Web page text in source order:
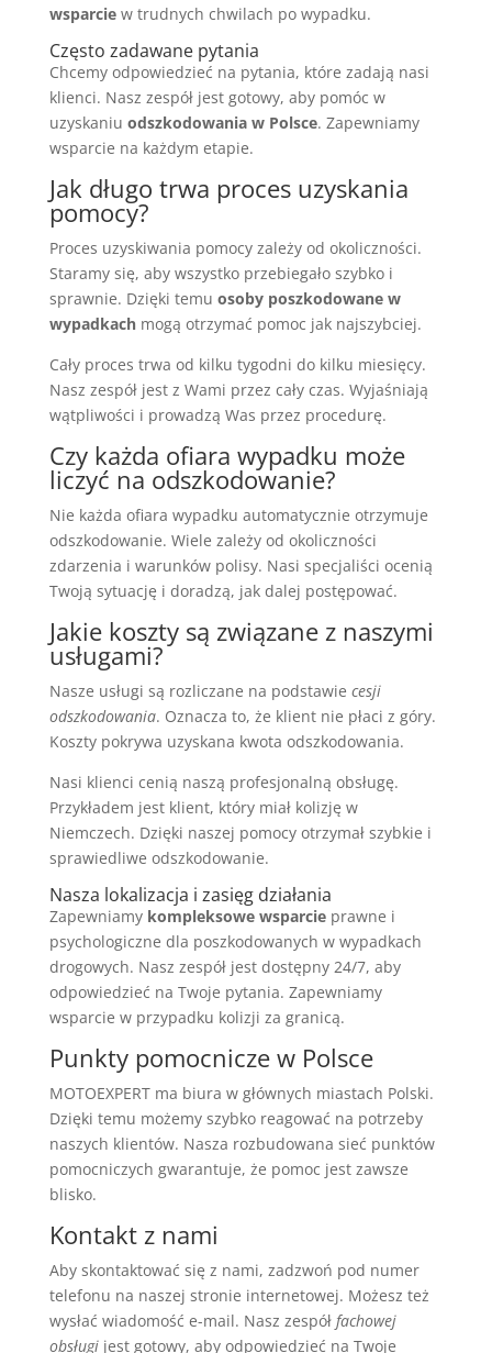
wsparciew trudnych chwilach po wypadku.
Często zadawane pytania
Chcemy odpowiedzieć na pytania, które zadają nasi
klienci. Nasz zespół jest gotowy, aby pomóc w
uzyskaniu odszkodowania w Polsce. Zapewniamy
wsparcie na każdym etapie.
Jak długo trwa proces uzyskania
pomocy?
Proces uzyskiwania pomocy zależy od okoliczności.
Staramy się, aby wszystko przebiegało szybko i
sprawnie. Dzięki temu osoby poszkodowane w
wypadkachmogą otrzymać pomoc jak najszybciej.
Cały proces trwa od kilku tygodni do kilku miesięcy.
Nasz zespół jest z Wami przez cały czas. Wyjaśniają
wątpliwości i prowadzą Was przez procedurę.
Czy każda ofiara wypadku może
liczyć na odszkodowanie?
Nie każda ofiara wypadku automatycznie otrzymuje
odszkodowanie. Wiele zależy od okoliczności
zdarzenia i warunków polisy. Nasi specjaliści ocenią
Twoją sytuację i doradzą, jak dalej postępować.
Jakie koszty są związane z naszymi
usługami?
Nasze usługi są rozliczane na podstawie cesji
odszkodowania. Oznacza to, że klient nie płaci z góry.
Koszty pokrywa uzyskana kwota odszkodowania.
Nasi klienci cenią naszą profesjonalną obsługę.
Przykładem jest klient, który miał kolizję w
Niemczech. Dzięki naszej pomocy otrzymał szybkie i
sprawiedliwe odszkodowanie.
Nasza lokalizacja i zasięg działania
Zapewniamy kompleksowe wsparcieprawne i
psychologiczne dla poszkodowanych w wypadkach
drogowych. Nasz zespół jest dostępny 24/7, aby
odpowiedzieć na Twoje pytania. Zapewniamy
wsparcie w przypadku kolizji za granicą.
Punkty pomocnicze w Polsce
MOTOEXPERT ma biura w głównych miastach Polski.
Dzięki temu możemy szybko reagować na potrzeby
naszych klientów. Nasza rozbudowana sieć punktów
pomocniczych gwarantuje, że pomoc jest zawsze
blisko.
Kontakt z nami
Aby skontaktować się z nami, zadzwoń pod numer
telefonu na naszej stronie internetowej. Możesz też
wysłać wiadomość e-mail. Nasz zespół fachowej
obsługijest gotowy, aby odpowiedzieć na Twoje